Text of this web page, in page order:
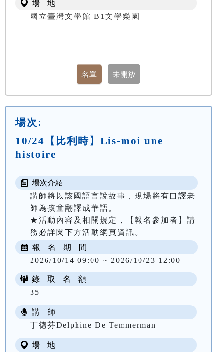
場 地
國立臺灣文學館 B1文學樂園
場次:
10/24【比利時】Lis-moi une
histoire
場次介紹
講師將以該國語言說故事，現場將有口譯老
師為孩童翻譯成華語。
★活動內容及相關規定，【報名參加者】請
務必詳閱下方活動網頁資訊。
報 名 期 間
2026/10/14 09:00 ~ 2026/10/23 12:00
錄 取 名 額
35
講 師
丁徳芬Delphine De Temmerman
場 地